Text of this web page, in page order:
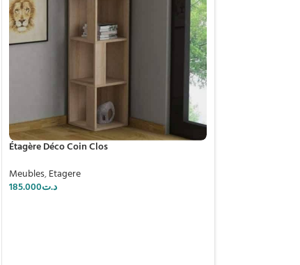
Étagère Déco Coin Clos
Meubles,Etagere
د.ت185.000